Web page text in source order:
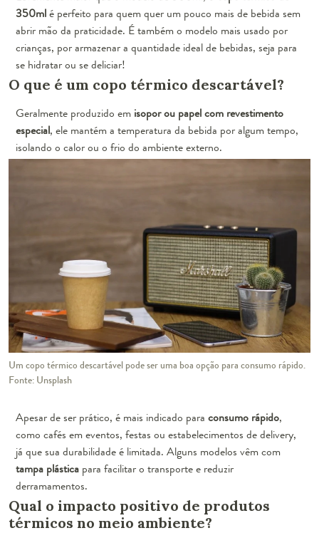
350mlé perfeito para quem quer um pouco mais de bebida sem
abrir mão da praticidade. É também o modelo mais usado por
crianças, por armazenar a quantidade ideal de bebidas, seja para
se hidratar ou se deliciar!
O que é um copo térmico descartável?
Geralmente produzido em isopor ou papel com revestimento
especial, ele mantém a temperatura da bebida por algum tempo,
isolando o calor ou o frio do ambiente externo.
Um copo térmico descartável pode ser uma boa opção para consumo rápido.
Fonte: Unsplash
Apesar de ser prático, é mais indicado para consumo rápido,
como cafés em eventos, festas ou estabelecimentos de delivery,
já que sua durabilidade é limitada. Alguns modelos vêm com
tampa plástica para facilitar o transporte e reduzir
derramamentos.
Qual o impacto positivo de produtos
térmicos no meio ambiente?